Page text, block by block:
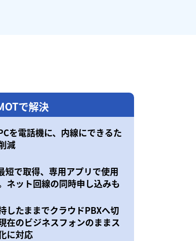
で解決
を電話機に、内線にできるた
減
短で取得、専用アプリで使用
ネット回線の同時申し込みも
したままでクラウドPBXへ切
在のビジネスフォンのままス
に対応